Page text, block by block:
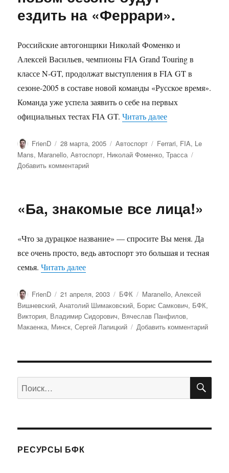
ездить на «Феррари».
Российские автогонщики Николай Фоменко и
Алексей Васильев, чемпионы FIA Grand Touring в
классе N-GT, продолжат выступления в FIA GT в
сезоне-2005 в составе новой команды «Русское время».
Команда уже успела заявить о себе на первых
официальных тестах FIA GT.Читать далее«Фоменко и
Автор
FrienD Опубликовано
28 марта, 2005 Рубрики
Автоспорт Метки
Ferrari, FIA, Le
Mans, Maranello,Автоспорт, Николай Фоменко,Трасса
Добавить комментарийк
Васильев
сезоне
будут
«Ба, знакомые все лица!»
«Что за дурацкое название» — спросите Вы меня. Да
все очень просто, ведь автоспорт это большая и тесная
семья.Читать далее««Ба, знакомые все лица!»»
Автор
FrienD Опубликовано
21 апреля, 2003 Рубрики
БФК Метки
Maranello,Алексей
Вишневский,Анатолий Шимаковский, Борис Самкович, БФК,
Виктория, Владимир Сидорович, Вячеслав Панфилов,
Макаенка, Минск,Сергей Лапицкий Добавить комментарийк
лица!»
Искать:
РЕСУРСЫ БФК